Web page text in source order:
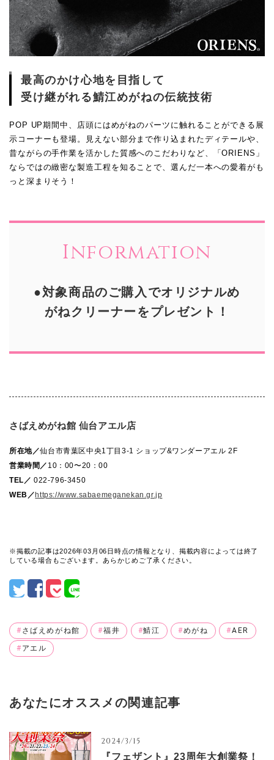
最高のかけ心地を目指して
受け継がれる鯖江めがねの伝統技術
POP UP期間中、店頭にはめがねのパーツに触れることができる展
示コーナーも登場。見えない部分まで作り込まれたディテールや、
昔ながらの手作業を活かした質感へのこだわりなど、「ORIENS」
ならではの緻密な製造工程を知ることで、選んだ一本への愛着がも
っと深まりそう！
Information
●対象商品のご購入でオリジナルめ
がねクリーナーをプレゼント！
さばえめがね館 仙台アエル店
所在地／仙台市青葉区中央1丁目3-1 ショップ&ワンダーアエル 2F
営業時間／ 10：00〜20：00
TEL／ 022-796-3450
WEB／ https://www.sabaemeganekan.gr.jp
※掲載の記事は2026年03月06日時点の情報となり、掲載内容によっては終了
している場合もございます。あらかじめご了承ください。
さばえめがね館 福井 鯖江 めがね AER
アエル
あなたにオススメの関連記事
2024/3/15
『フェザント』23周年大創業祭！